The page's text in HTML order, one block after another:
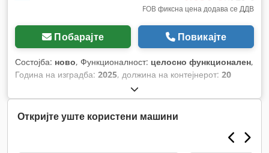
FOB фиксна цена додава се ДДВ
Побарајте Повикајте
Состојба: ново, Функционалност: целосно функционален,
Година на изградба: 2025, должина на контејнерот: 20
Откријте уште користени машини